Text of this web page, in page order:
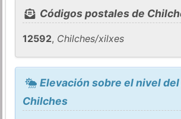
Códigos postales de
12592, Chilches/xilxes
Elevación sobre el nivel del
Chilches